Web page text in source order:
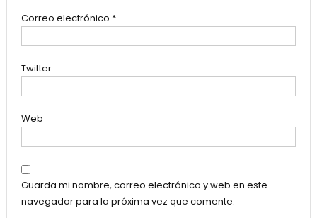
Correo electrónico *
Twitter
Web
Guarda mi nombre, correo electrónico y web en este
navegador para la próxima vez que comente.